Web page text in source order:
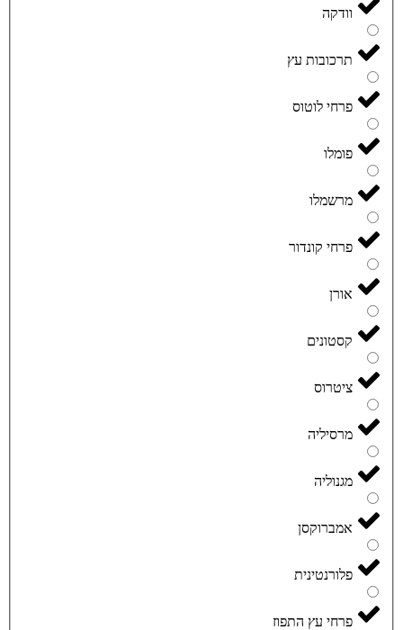
וודקה
תרכובות עץ
פרחי לוטוס
פומלו
מרשמלו
פרחי קונדור
אורן
קסטונים
ציטרוס
מרסיליה
מגנוליה
אמברוקסן
פלורנטינית
פרחי עץ התפוז